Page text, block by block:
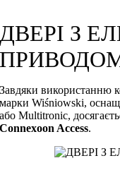
ДВЕРІ З
Завдяки використанню
марки Wiśniowski,
або Multitronic,
Connexoon Access.